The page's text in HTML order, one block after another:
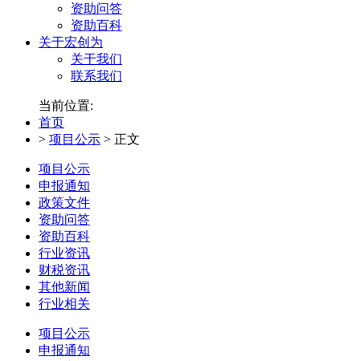
资助问答
资助百科
关于宏创为
关于我们
联系我们
当前位置:
首页
> 项目公示 > 正文
项目公示
申报通知
政策文件
资助问答
资助百科
行业资讯
财税资讯
其他新闻
行业相关
项目公示
申报通知